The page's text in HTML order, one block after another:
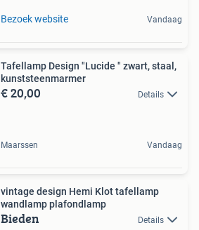
Bezoek website Vandaag
Tafellamp Design "Lucide " zwart, staal,
kunststeenmarmer
€ 20,00 Details
Maarssen Vandaag
vintage design Hemi Klot tafellamp
wandlamp plafondlamp
Bieden Details